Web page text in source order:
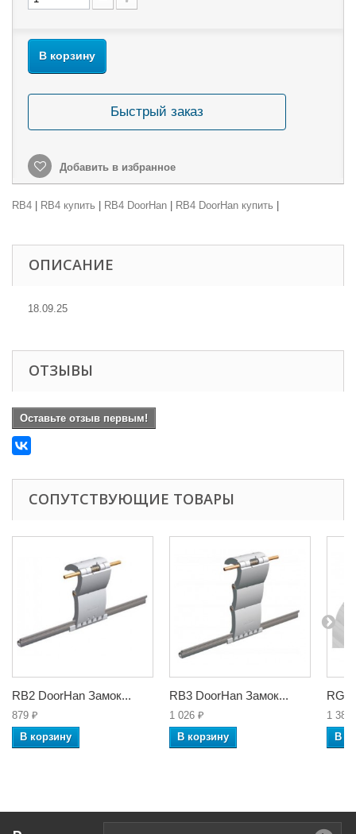
В корзину
Быстрый заказ
Добавить в избранное
RB4 RB4 купить RB4 DoorHan RB4 DoorHan купить
ОПИСАНИЕ
18.09.25
ОТЗЫВЫ
Оставьте отзыв первым!
СОПУТСТВУЮЩИЕ ТОВАРЫ
RB2 DoorHan Замок...
879 ₽
В корзину
RB3 DoorHan Замок...
1 026 ₽
В корзину
1 380
В